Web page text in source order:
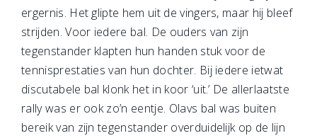
ergernis. Het glipte hem uit de vingers, maar hij bleef
strijden. Voor iedere bal. De ouders van zijn
tegenstander klapten hun handen stuk voor de
tennisprestaties van hun dochter. Bij iedere ietwat
discutabele bal klonk het in koor ‘uit.’ De allerlaatste
rally was er ook zo’n eentje. Olavs bal was buiten
bereik van zijn tegenstander overduidelijk op de lijn